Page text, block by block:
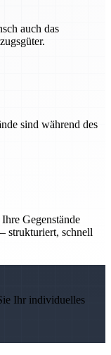
auch das
sind während des
Gegenstände
strukturiert, schnell
Ihr individuelles